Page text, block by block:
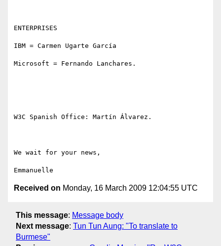
ENTERPRISES
IBM = Carmen Ugarte García
Microsoft = Fernando Lanchares.
W3C Spanish Office: Martín Álvarez.
We wait for your news,
Received on Monday, 16 March 2009 12:04:55 UTC
This message: Message body
Next message: Tun Tun Aung: "To translate to
Burmese"